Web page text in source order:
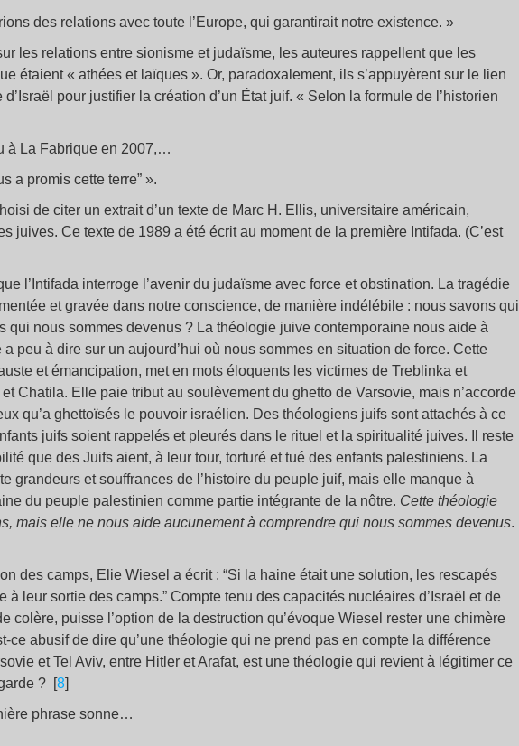
des relations avec toute l’Europe, qui garantirait notre existence. »
les relations entre sionisme et judaïsme, les auteures rappellent que les
étaient « athées et laïques ». Or, paradoxalement, ils s’appuyèrent sur le lien
pour justifier la création d’un État juif. « Selon la formule de l’historien
à La Fabrique en 2007,…
a promis cette terre” ».
de citer un extrait d’un texte de Marc H. Ellis, universitaire américain,
juives. Ce texte de 1989 a été écrit au moment de la première Intifada. (C’est
l’Intifada interroge l’avenir du judaïsme avec force et obstination. La tragédie
et gravée dans notre conscience, de manière indélébile : nous savons qui
qui nous sommes devenus ? La théologie juive contemporaine nous aide à
peu à dire sur un aujourd’hui où nous sommes en situation de force. Cette
et émancipation, met en mots éloquents les victimes de Treblinka et
Chatila. Elle paie tribut au soulèvement du ghetto de Varsovie, mais n’accorde
qu’a ghettoïsés le pouvoir israélien. Des théologiens juifs sont attachés à ce
juifs soient rappelés et pleurés dans le rituel et la spiritualité juives. Il reste
que des Juifs aient, à leur tour, torturé et tué des enfants palestiniens. La
grandeurs et souffrances de l’histoire du peuple juif, mais elle manque à
du peuple palestinien comme partie intégrante de la nôtre. Cette théologie
mais elle ne nous aide aucunement à comprendre qui nous sommes devenus.
des camps, Elie Wiesel a écrit : “Si la haine était une solution, les rescapés
à leur sortie des camps.” Compte tenu des capacités nucléaires d’Israël et de
colère, puisse l’option de la destruction qu’évoque Wiesel rester une chimère
ce abusif de dire qu’une théologie qui ne prend pas en compte la différence
et Tel Aviv, entre Hitler et Arafat, est une théologie qui revient à légitimer ce
? [8]
phrase sonne…